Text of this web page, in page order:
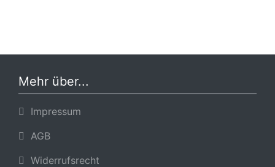
Mehr über...
Impressum
AGB
Widerrufsrecht